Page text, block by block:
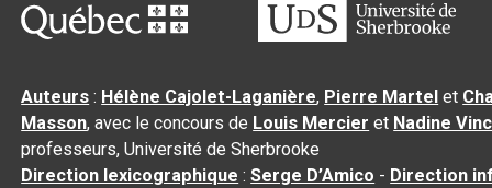
Auteurs : Hélène Cajolet-Laganière, Pierre Martel et
Masson, avec le concours de Louis Mercier et Nadine
professeurs, Université de Sherbrooke
Direction lexicographique :Serge D’Amico - Direction